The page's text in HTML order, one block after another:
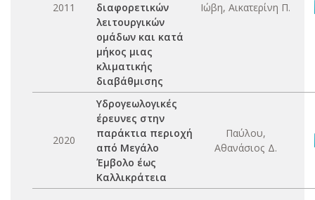
2011
διαφορετικών
λειτουργικών
ομάδων και κατά
μήκος μιας
κλιματικής
διαβάθμισης
Ιώβη, Αικατερίνη Π.
2020
Υδρογεωλογικές
έρευνες στην
παράκτια περιοχή
από Μεγάλο
Έμβολο έως
Καλλικράτεια
Παύλου,
Αθανάσιος Δ.